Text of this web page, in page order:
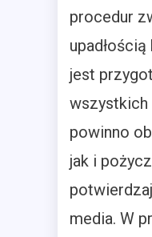
procedur
jest
wszystkich
powinno
jak i
media. W